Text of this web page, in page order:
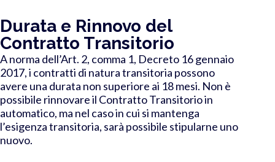
Durata e Rinnovo del
Contratto Transitorio
A norma dell’Art. 2, comma 1, Decreto 16 gennaio
2017, i contratti di natura transitoria possono
avere una durata non superiore ai 18 mesi. Non è
possibile rinnovareil Contratto Transitorio in
automatico, ma nel caso in cui si mantenga
l’esigenza transitoria, sarà possibile stipularne uno
nuovo.